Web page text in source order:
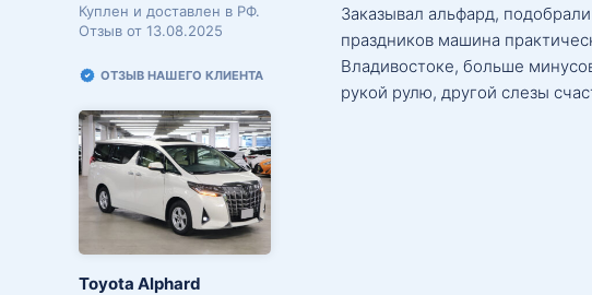
Куплен и доставлен в РФ.
Отзыв от 13.08.2025
ОТЗЫВ НАШЕГО КЛИЕНТА
Toyota Alphard
Заказывал альфард,
праздников машина
Владивостоке, больше
рукой рулю, другой слезы